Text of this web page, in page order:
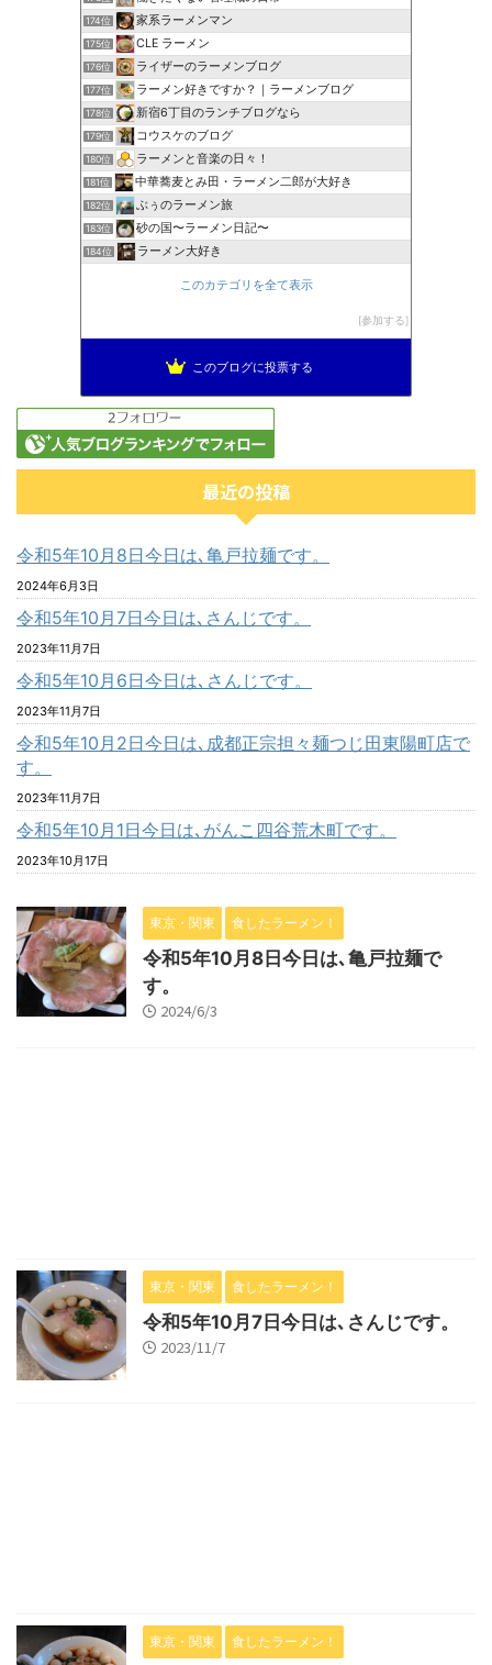
174位 家系ラーメンマン
175位 CLE ラーメン
176位 ライザーのラーメンブログ
177位 ラーメン好きですか？｜ラーメンブログ
178位 新宿6丁目のランチブログなら
179位 コウスケのブログ
180位 ラーメンと音楽の日々！
181位 中華蕎麦とみ田・ラーメン二郎が大好き
182位 ぶぅのラーメン旅
183位 砂の国〜ラーメン日記〜
184位 ラーメン大好き
このカテゴリを全て表示
参加する
このブログに投票する
最近の投稿
令和5年10月8日今日は､亀戸拉麺です。
2024年6月3日
令和5年10月7日今日は､さんじです。
2023年11月7日
令和5年10月6日今日は､さんじです。
2023年11月7日
令和5年10月2日今日は､成都正宗担々麺つじ田東陽町店で
す。
2023年11月7日
令和5年10月1日今日は､がんこ四谷荒木町です。
2023年10月17日
東京・関東 食したラーメン！
令和5年10月8日今日は､亀戸拉麺で
す。
2024/6/3
東京・関東 食したラーメン！
令和5年10月7日今日は､さんじです。
2023/11/7
東京・関東 食したラーメン！